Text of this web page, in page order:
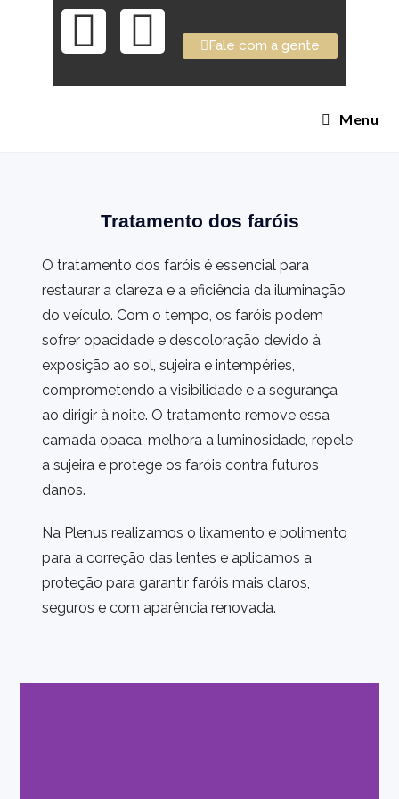
Fale com a gente
Menu
Tratamento dos faróis
O tratamento dos faróis é essencial para
restaurar a clareza e a eficiência da iluminação
do veículo. Com o tempo, os faróis podem
sofrer opacidade e descoloração devido à
exposição ao sol, sujeira e intempéries,
comprometendo a visibilidade e a segurança
ao dirigir à noite. O tratamento remove essa
camada opaca, melhora a luminosidade, repele
a sujeira e protege os faróis contra futuros
danos.
Na Plenus realizamos o lixamento e polimento
para a correção das lentes e aplicamos a
proteção para garantir faróis mais claros,
seguros e com aparência renovada.